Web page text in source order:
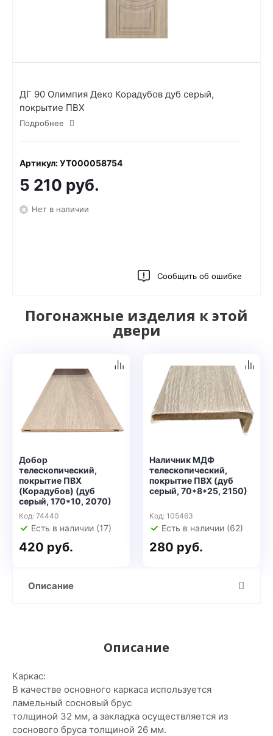
ДГ 90 Олимпия Деко Корадубов дуб серый,
покрытие ПВХ
Подробнее
Артикул: УТ000058754
5 210 руб.
Нет в наличии
Сообщить об ошибке
Погонажные изделия к этой
двери
Добор
телескопический,
покрытие ПВХ
(Корадубов) (дуб
серый, 170*10, 2070)
Код: 74440
Есть в наличии (17)
420 руб.
Наличник МДФ
телескопический,
покрытие ПВХ (дуб
серый, 70*8*25, 2150)
Код: 105463
Есть в наличии (62)
280 руб.
Описание
Описание
Каркас:
В качестве основного каркаса используется
ламельный сосновый брус
толщиной 32 мм, а закладка осуществляется из
соснового бруса толщиной 26 мм.